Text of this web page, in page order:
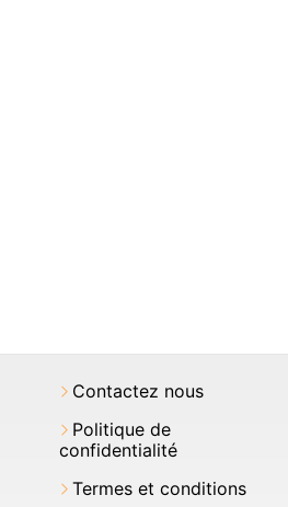
Contactez nous
Politique de
confidentialité
Termes et conditions